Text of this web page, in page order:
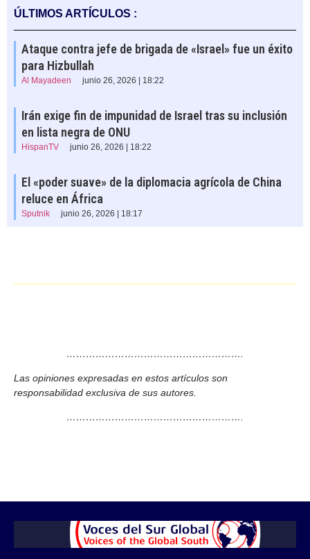
ÚLTIMOS ARTÍCULOS :
Ataque contra jefe de brigada de «Israel» fue un éxito
para Hizbullah
Al Mayadeen junio 26, 2026 | 18:22
Irán exige fin de impunidad de Israel tras su inclusión
en lista negra de ONU
HispanTV junio 26, 2026 | 18:22
El «poder suave» de la diplomacia agrícola de China
reluce en África
Sputnik junio 26, 2026 | 18:17
……………………………………………….
Las opiniones expresadas en estos artículos son
responsabilidad exclusiva de sus autores.
……………………………………………….